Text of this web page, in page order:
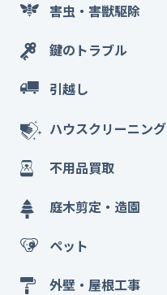
害虫・害獣駆除
鍵のトラブル
引越し
ハウスクリーニング
不用品買取
庭木剪定・造園
ペット
外壁・屋根工事